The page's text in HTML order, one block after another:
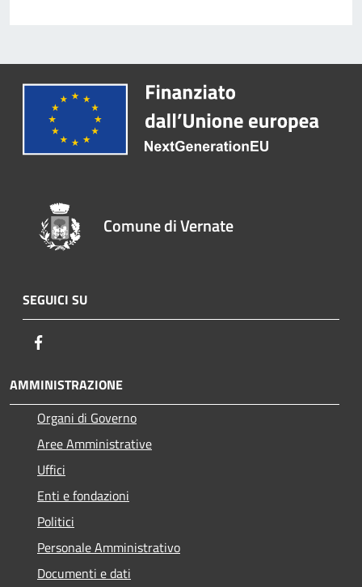
Comune di Vernate
SEGUICI SU
AMMINISTRAZIONE
Organi di Governo
Aree Amministrative
Uffici
Enti e fondazioni
Politici
Personale Amministrativo
Documenti e dati